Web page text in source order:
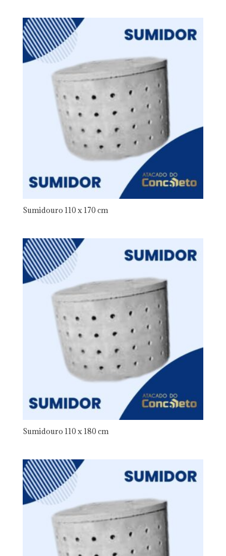
Sumidouro 110 x 170 cm
Sumidouro 110 x 180 cm